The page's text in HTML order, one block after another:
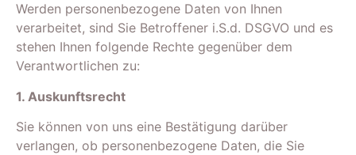
Werden personenbezogene Daten von Ihnen
verarbeitet, sind Sie Betroffener i.S.d. DSGVO und es
stehen Ihnen folgende Rechte gegenüber dem
Verantwortlichen zu:
1. Auskunftsrecht
Sie können von uns eine Bestätigung darüber
verlangen, ob personenbezogene Daten, die Sie